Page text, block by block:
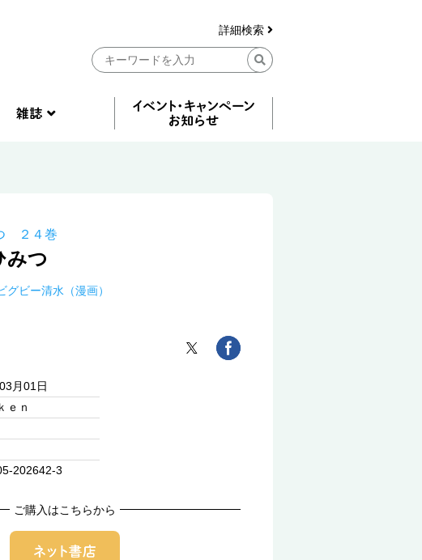
詳細検索
２４巻
みつ
グビー清水（漫画）
月01日
ｅｎ
202642-3
ご購入はこちらから